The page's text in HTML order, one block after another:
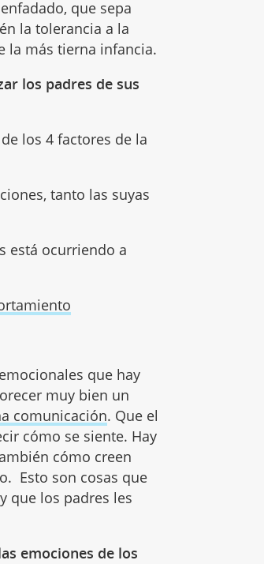
que sepa
la tolerancia a la
la más tierna infancia.
los padres de sus
los 4 factores de la
tanto las suyas
está ocurriendo a
que hay
muy bien un
comunicación. Que el
cómo se siente. Hay
cómo creen
Esto son cosas que
que los padres les
emociones de los